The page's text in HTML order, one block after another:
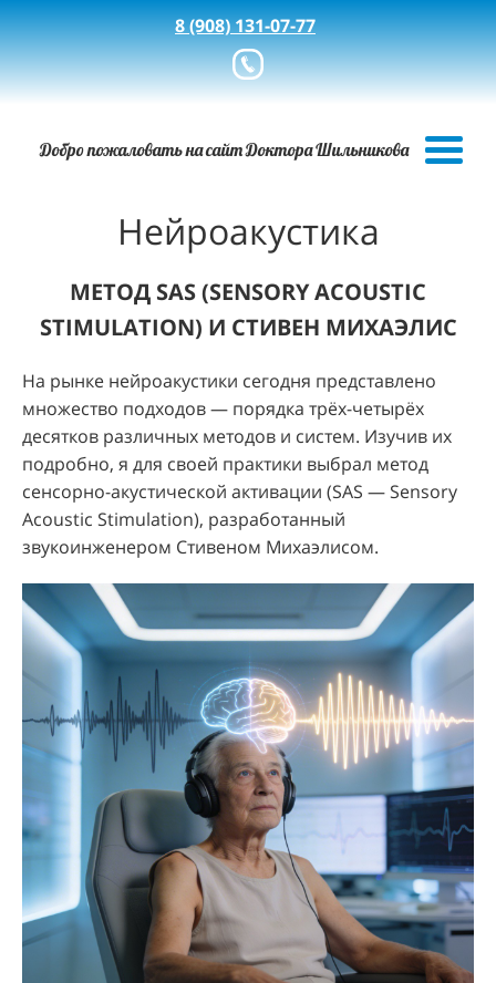
8 (908) 131-07-77
Добро пожаловать на сайт Доктора Шильникова
Нейроакустика
МЕТОД SAS (SENSORY ACOUSTIC
STIMULATION) И СТИВЕН МИХАЭЛИС
На рынке нейроакустики сегодня представлено
множество подходов — порядка трёх-четырёх
десятков различных методов и систем. Изучив их
подробно, я для своей практики выбрал метод
сенсорно-акустической активации (SAS — Sensory
Acoustic Stimulation), разработанный
звукоинженером Стивеном Михаэлисом.